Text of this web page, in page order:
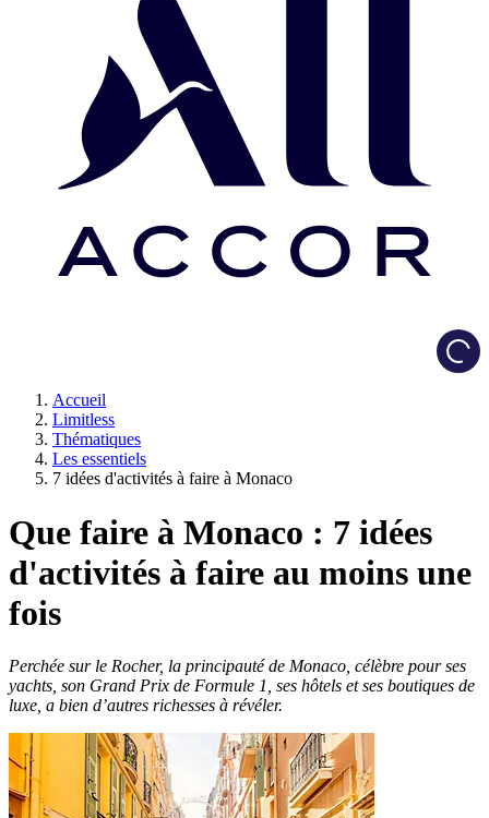
Accueil
Limitless
Thématiques
Les essentiels
7 idées d'activités à faire à Monaco
Que faire à Monaco : 7 idées
d'activités à faire au moins une
fois
Perchée sur le Rocher, la principauté de Monaco, célèbre pour ses
yachts, son Grand Prix de Formule 1, ses hôtels et ses boutiques de
luxe, a bien d’autres richesses à révéler.